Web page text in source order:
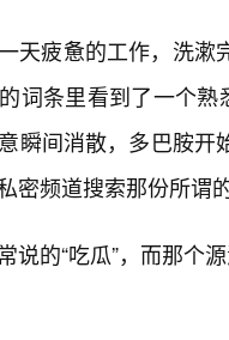
天疲惫的工作，洗
词条里看到了一个
瞬间消散，多巴胺
密频道搜索那份所谓
说的“吃瓜”，而那个